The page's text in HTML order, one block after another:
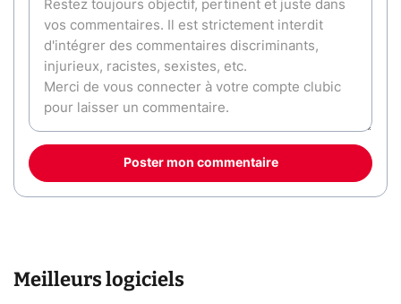
Poster mon commentaire
Meilleurs logiciels